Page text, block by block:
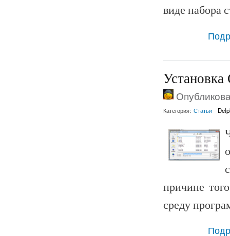
виде набора
Категория: Статьи
причине
среду